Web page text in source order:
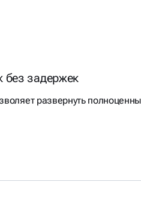
без задержек
развернуть